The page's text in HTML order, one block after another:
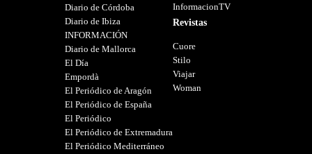
Diario de Córdoba
Diario de Ibiza
INFORMACIÓN
Diario de Mallorca
El Día
Empordà
El Periódico de Aragón
El Periódico de España
El Periódico
El Periódico de Extremadura
El Periódico Mediterráneo
InformacionTV
Revistas
Cuore
Stilo
Viajar
Woman